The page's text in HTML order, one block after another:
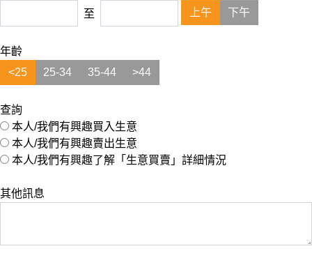
至
上午 下午
年齡
<25
25-34 35-44 >44
查詢
本人/我們有興趣買入生意
本人/我們有興趣賣出生意
本人/我們有興趣了解「生意買賣」詳細情況
其他訊息